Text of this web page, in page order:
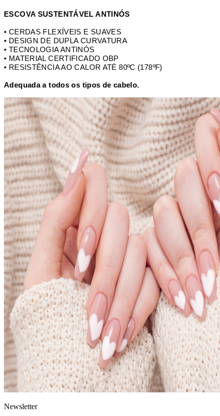
ESCOVA SUSTENTÁVEL ANTINÓS
• CERDAS FLEXÍVEIS E SUAVES
• DESIGN DE DUPLA CURVATURA
• TECNOLOGIA ANTINÓS
• MATERIAL CERTIFICADO OBP
• RESISTÊNCIA AO CALOR ATÉ 80ºC (178ºF)
Adequada a todos os tipos de cabelo.
Newsletter